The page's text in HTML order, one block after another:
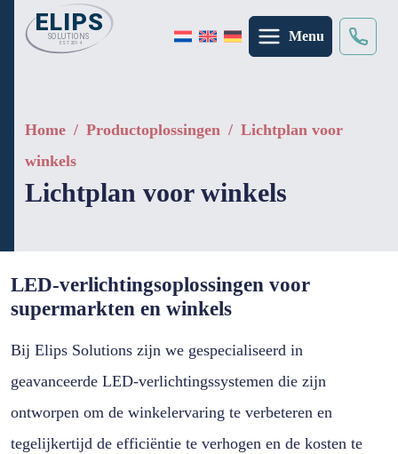
Menu
Home / Productoplossingen / Lichtplan voor
winkels
Lichtplan voor winkels
LED-verlichtingsoplossingen voor
supermarkten en winkels
Bij Elips Solutions zijn we gespecialiseerd in
geavanceerde LED-verlichtingssystemen die zijn
ontworpen om de winkelervaring te verbeteren en
tegelijkertijd de efficiëntie te verhogen en de kosten te